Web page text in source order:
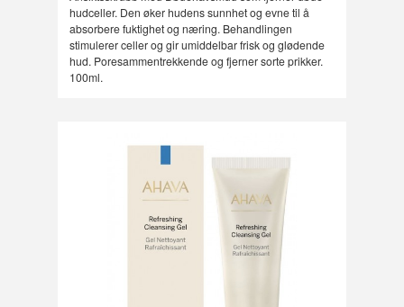
hudceller. Den øker hudens sunnhet og evne til å
absorbere fuktighet og næring. Behandlingen
stimulerer celler og gir umiddelbar frisk og glødende
hud. Poresammentrekkende og fjerner sorte prikker.
100ml.